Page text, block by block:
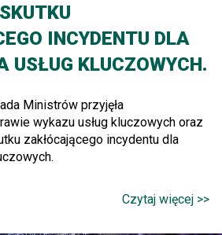
INCYDENTU DLA
USŁUG KLUCZOWYCH.
Ministrów przyjęła
wykazu usług kluczowych oraz
zakłócającego incydentu dla
Czytaj więcej >>